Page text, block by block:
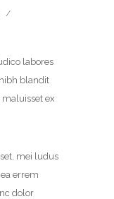
/
labores
blandit
ex
mei ludus
errem
dolor